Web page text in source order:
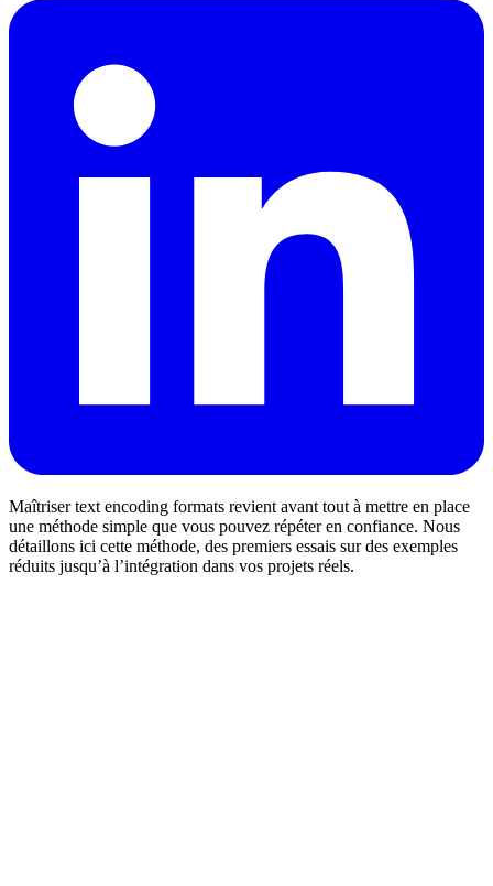
Maîtriser text encoding formats revient avant tout à mettre en place
une méthode simple que vous pouvez répéter en confiance. Nous
détaillons ici cette méthode, des premiers essais sur des exemples
réduits jusqu’à l’intégration dans vos projets réels.